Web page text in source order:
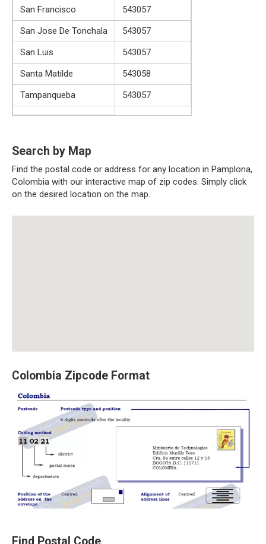
San Francisco
543057
San Jose De Tonchala
543057
San Luis
543057
Santa Matilde
543058
Tampanqueba
543057
Search by Map
Find the postal code or address for any location in Pamplona,
Colombia with our interactive map of zip codes. Simply click
on the desired location on the map.
Colombia Zipcode Format
Find Postal Code